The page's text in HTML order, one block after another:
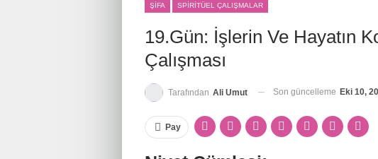
ŞIFA SPIRITÜEL ÇALIŞMALAR
19.Gün: İşlerin Ve Hayatın
Çalışması
Tarafından Ali Umut Son güncelleme Eki 10,
Pay